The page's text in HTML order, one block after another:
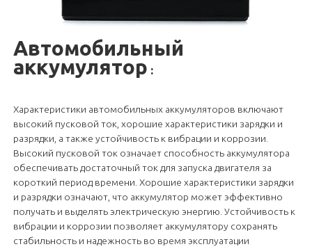
Автомобильный
аккумулятор :
Характеристики автомобильных аккумуляторов включают
высокий пусковой ток, хорошие характеристики зарядки и
разрядки, а также устойчивость к вибрации и коррозии.
Высокий пусковой ток означает способность аккумулятора
обеспечивать достаточный ток для запуска двигателя за
короткий период времени. Хорошие характеристики зарядки
и разрядки означают, что аккумулятор может эффективно
получать и выделять электрическую энергию. Устойчивость к
вибрации и коррозии позволяет аккумулятору сохранять
стабильность и надежность во время эксплуатации